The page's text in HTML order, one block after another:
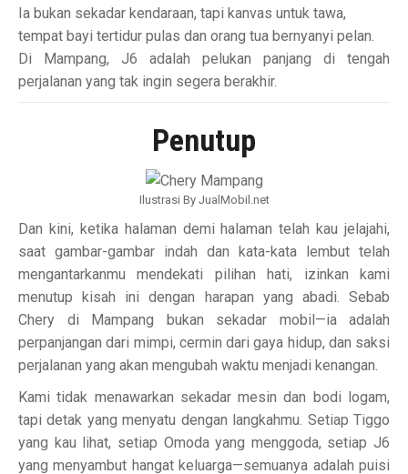
Ia bukan sekadar kendaraan, tapi kanvas untuk tawa,
tempat bayi tertidur pulas dan orang tua bernyanyi pelan.
Di Mampang, J6 adalah pelukan panjang di tengah
perjalanan yang tak ingin segera berakhir.
Penutup
Ilustrasi By JualMobil.net
Dan kini, ketika halaman demi halaman telah kau jelajahi,
saat gambar-gambar indah dan kata-kata lembut telah
mengantarkanmu mendekati pilihan hati, izinkan kami
menutup kisah ini dengan harapan yang abadi. Sebab
Chery di Mampang bukan sekadar mobil—ia adalah
perpanjangan dari mimpi, cermin dari gaya hidup, dan saksi
perjalanan yang akan mengubah waktu menjadi kenangan.
Kami tidak menawarkan sekadar mesin dan bodi logam,
tapi detak yang menyatu dengan langkahmu. Setiap Tiggo
yang kau lihat, setiap Omoda yang menggoda, setiap J6
yang menyambut hangat keluarga—semuanya adalah puisi